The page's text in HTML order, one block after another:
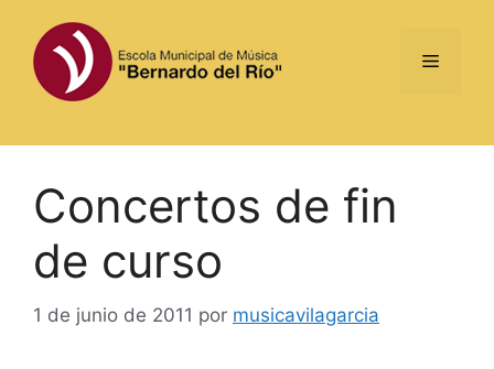
contenido
Menú
Concertos de fin
de curso
1 de junio de 2011 por musicavilagarcia